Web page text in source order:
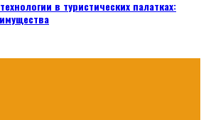
в туристических палатках: